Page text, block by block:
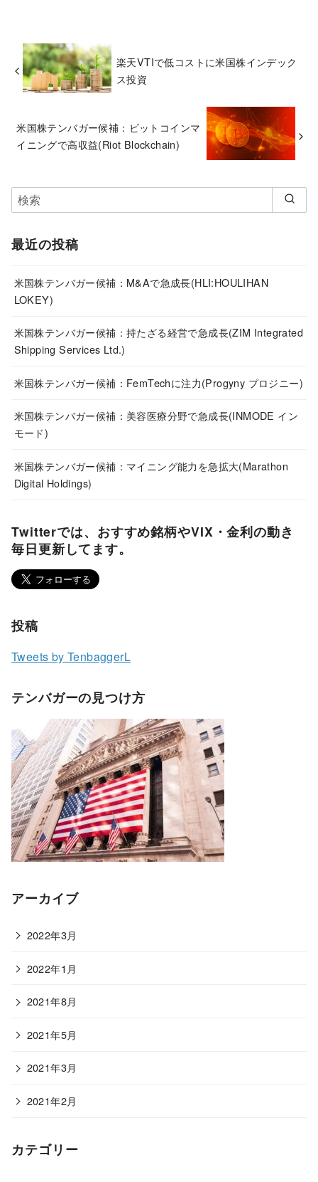
楽天VTIで低コストに米国株インデック
ス投資
米国株テンバガー候補：ビットコインマ
イニングで高収益(Riot Blockchain)
最近の投稿
米国株テンバガー候補：M&Aで急成長(HLI:HOULIHAN
LOKEY)
米国株テンバガー候補：持たざる経営で急成長(ZIM Integrated
Shipping Services Ltd.)
米国株テンバガー候補：FemTechに注力(Progyny プロジニー)
米国株テンバガー候補：美容医療分野で急成長(INMODE イン
モード)
米国株テンバガー候補：マイニング能力を急拡大(Marathon
Digital Holdings)
Twitterでは、おすすめ銘柄やVIX・金利の動き
毎日更新してます。
投稿
Tweets by TenbaggerL
テンバガーの見つけ方
アーカイブ
2022年3月
2022年1月
2021年8月
2021年5月
2021年3月
2021年2月
カテゴリー